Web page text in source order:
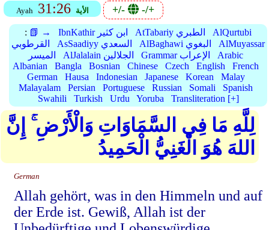
Ayah 31:26 الأية +/- -/+
: 📗 → IbnKathir ابن كثير AtTabariy الطبري
AlQurtubi
القرطوبي
AsSaadiyy السعدي AlBaghawi البغوي
AlMuyassar
الميسر
AlJalalain الجلالين Grammar الإعراب
Arabic
Albanian
Bangla Bosnian Chinese Czech English
French
German
Hausa Indonesian Japanese Korean
Malay
Malayalam
Persian Portuguese Russian Somali
Spanish
Swahili
Turkish Urdu Yoruba Transliteration [+]
لِلَّهِ مَا فِي السَّمَاوَاتِ وَالْأَرْضِ ۚ إِنَّ
اللهَ هُوَ الْغَنِيُّ الْحَمِيدُ
German
Allah gehört, was in den Himmeln und auf
der Erde ist. Gewiß, Allah ist der